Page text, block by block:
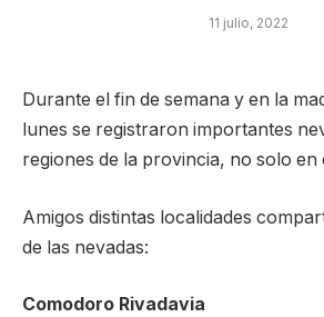
11 julio, 2022
Durante el fin de semana y en la
lunes se registraron importantes
regiones de la provincia, no solo en
Amigos distintas localidades
de las nevadas:
Comodoro Rivadavia